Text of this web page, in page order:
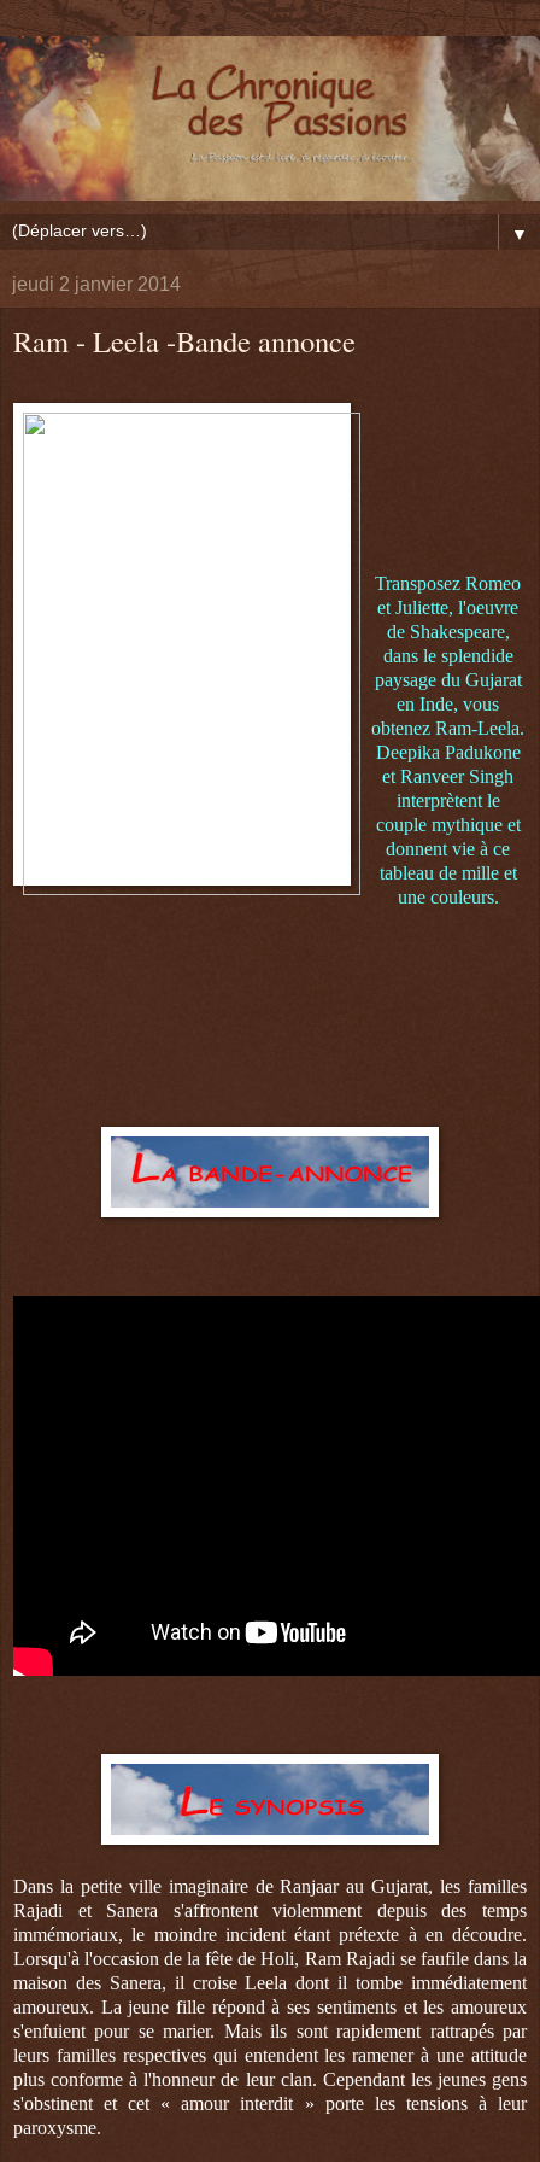
▼
jeudi 2 janvier 2014
Ram - Leela -Bande annonce
Transposez Romeo
et Juliette, l'oeuvre
de Shakespeare,
dans le splendide
paysage du Gujarat
en Inde, vous
obtenez Ram-Leela.
Deepika Padukone
et Ranveer Singh
interprètent le
couple mythique et
donnent vie à ce
tableau de mille et
une couleurs.
Dans la petite ville imaginaire de Ranjaar au Gujarat, les familles
Rajadi et Sanera s'affrontent violemment depuis des temps
immémoriaux, le moindre incident étant prétexte à en découdre.
Lorsqu'à l'occasion de la fête de Holi, Ram Rajadi se faufile dans la
maison des Sanera, il croise Leela dont il tombe immédiatement
amoureux. La jeune fille répond à ses sentiments et les amoureux
s'enfuient pour se marier. Mais ils sont rapidement rattrapés par
leurs familles respectives qui entendent les ramener à une attitude
plus conforme à l'honneur de leur clan. Cependant les jeunes gens
s'obstinent et cet « amour interdit » porte les tensions à leur
paroxysme.